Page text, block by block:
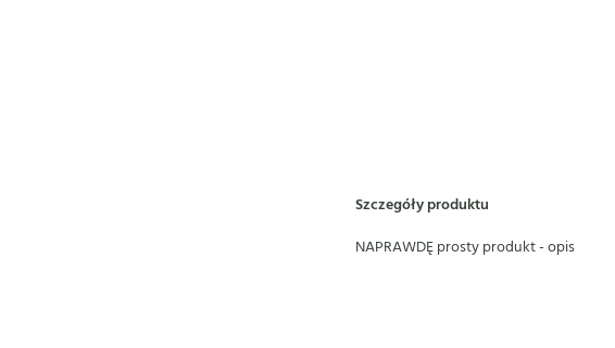
Szczegóły produktu
NAPRAWDĘ prosty produkt - opis